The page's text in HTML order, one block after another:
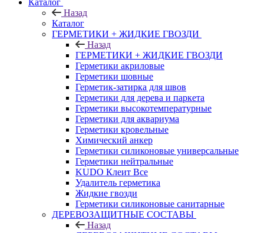
Каталог
Назад
Каталог
ГЕРМЕТИКИ + ЖИДКИЕ ГВОЗДИ
Назад
ГЕРМЕТИКИ + ЖИДКИЕ ГВОЗДИ
Герметики акриловые
Герметики шовные
Герметик-затирка для швов
Герметики для дерева и паркета
Герметики высокотемпературные
Герметики для аквариума
Герметики кровельные
Химический анкер
Герметики силиконовые универсальные
Герметики нейтральные
KUDO Клеит Все
Удалитель герметика
Жидкие гвозди
Герметики силиконовые санитарные
ДЕРЕВОЗАЩИТНЫЕ СОСТАВЫ
Назад